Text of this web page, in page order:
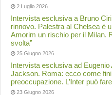
2 Luglio 2026
Intervista esclusiva a Bruno
rinnovo. Palestra al Chelsea è
Amorim un rischio per il Milan.
svolta”
25 Giugno 2026
Intervista esclusiva ad
Jackson. Roma: ecco come
preoccupazione. L’Inter può
23 Giugno 2026